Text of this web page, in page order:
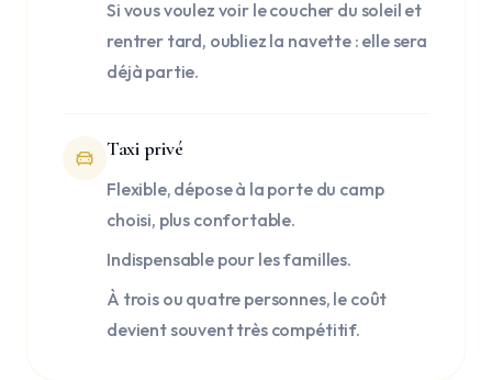
Si vous voulez voir le coucher du soleil et
rentrer tard, oubliez la navette : elle sera
déjà partie.
Taxi privé
Flexible, dépose à la porte du camp
choisi, plus confortable.
Indispensable pour les familles.
À trois ou quatre personnes, le coût
devient souvent très compétitif.